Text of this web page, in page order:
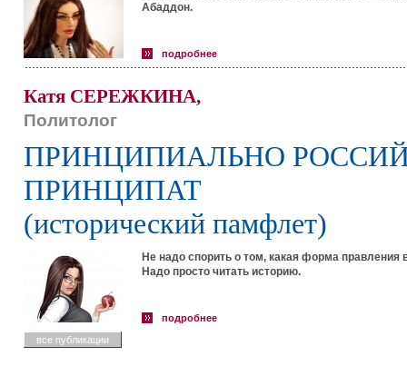
Абаддон.
подробнее
Катя СЕРЕЖКИНА,
Политолог
ПРИНЦИПИАЛЬНО
ПРИНЦИПАТ
(исторический памфлет)
Не надо спорить о том, какая форма правления
Надо просто читать историю.
подробнее
все публикации